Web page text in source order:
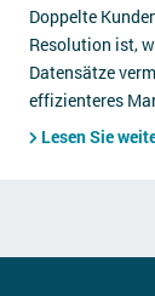
Doppelte
Resolution ist,
Datensätze
effizienteres
Lesen Sie